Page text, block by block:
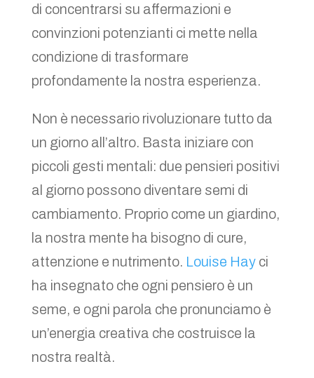
di concentrarsi su affermazioni e
convinzioni potenzianti ci mette nella
condizione di trasformare
profondamente la nostra esperienza.
Non è necessario rivoluzionare tutto da
un giorno all’altro. Basta iniziare con
piccoli gesti mentali: due pensieri positivi
al giorno possono diventare semi di
cambiamento. Proprio come un giardino,
la nostra mente ha bisogno di cure,
attenzione e nutrimento. Louise Hayci
ha insegnato che ogni pensiero è un
seme, e ogni parola che pronunciamo è
un’energia creativa che costruisce la
nostra realtà.